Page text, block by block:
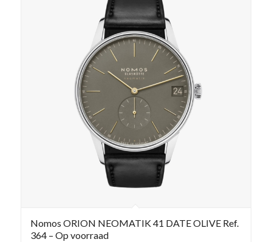
Nomos ORION NEOMATIK 41 DATE OLIVE Ref.
364 – Op voorraad